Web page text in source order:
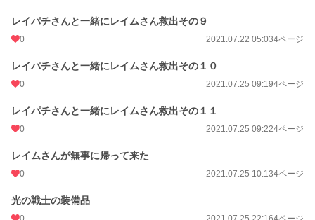
レイパチさんと一緒にレイムさん救出その９
0 2021.07.22 05:034ページ
レイパチさんと一緒にレイムさん救出その１０
0 2021.07.25 09:194ページ
レイパチさんと一緒にレイムさん救出その１１
0 2021.07.25 09:224ページ
レイムさんが無事に帰って来た
0 2021.07.25 10:134ページ
光の戦士の装備品